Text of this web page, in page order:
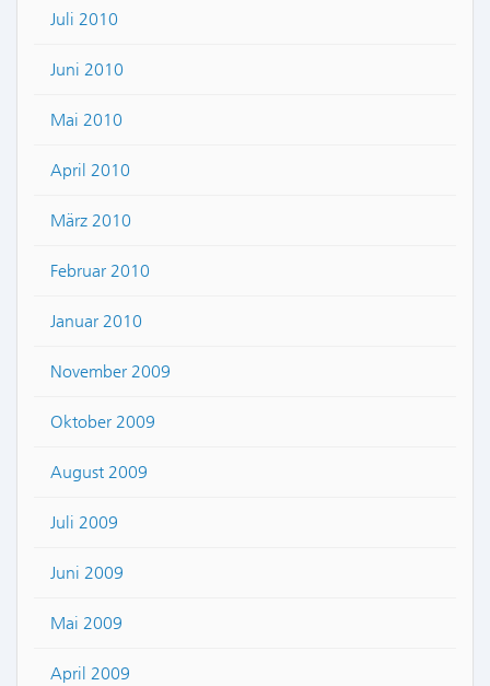
Juli 2010
Juni 2010
Mai 2010
April 2010
März 2010
Februar 2010
Januar 2010
November 2009
Oktober 2009
August 2009
Juli 2009
Juni 2009
Mai 2009
April 2009